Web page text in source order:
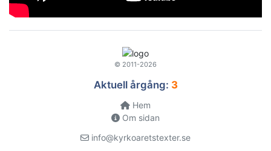
© 2011-2026
Aktuell årgång: 3
Hem
Om sidan
info@kyrkoaretstexter.se